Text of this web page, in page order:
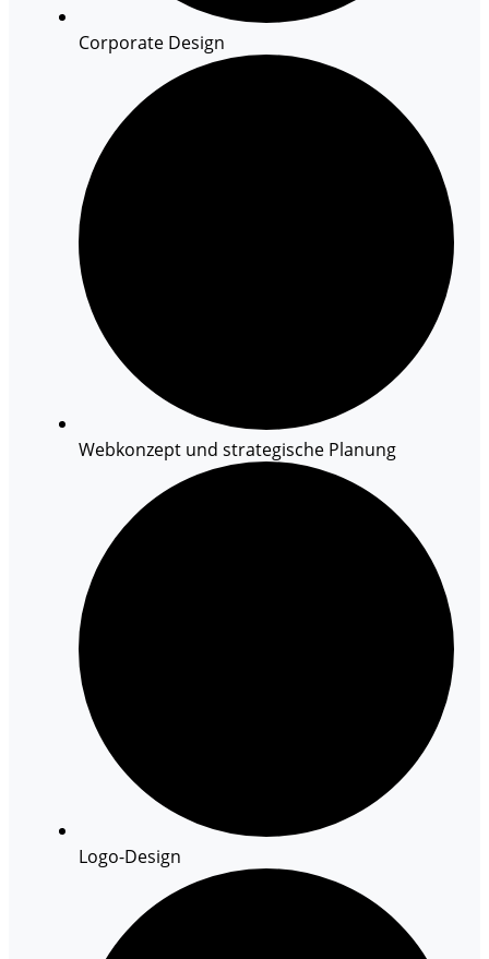
Corporate Design
Webkonzept und strategische Planung
Logo-Design